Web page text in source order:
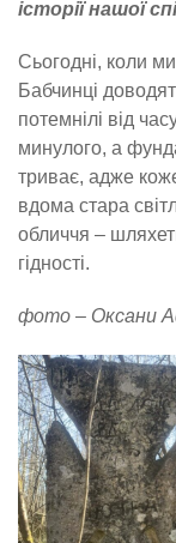
історії нашої
Сьогодні, коли
Бабчинці
потемнілі від
минулого, а
триває, адже
вдома стара
обличчя –
гідності.
фото – Оксани